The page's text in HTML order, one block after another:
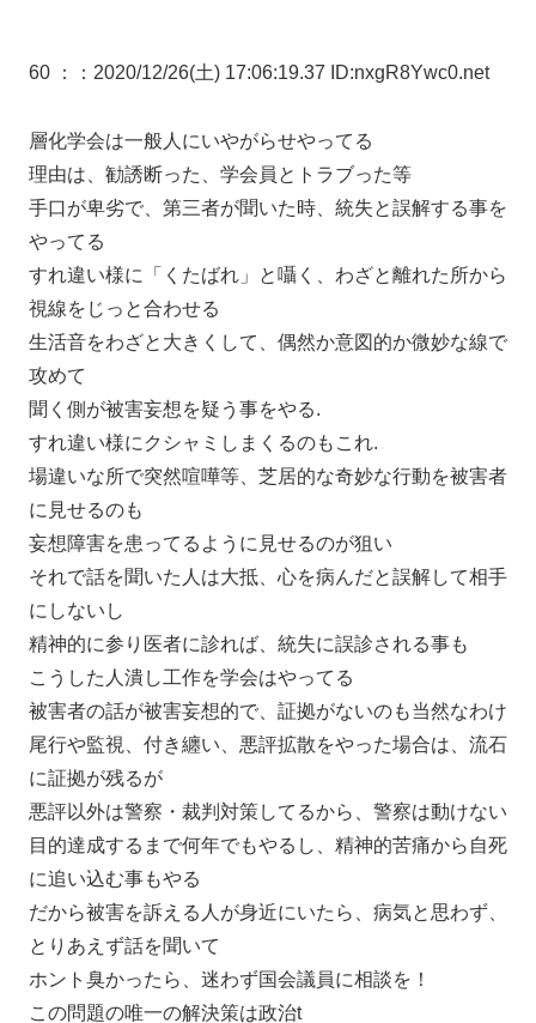
60 ： ：2020/12/26(土) 17:06:19.37 ID:nxgR8Ywc0.net
層化学会は一般人にいやがらせやってる
理由は、勧誘断った、学会員とトラブった等
手口が卑劣で、第三者が聞いた時、統失と誤解する事を
やってる
すれ違い様に「くたばれ」と囁く、わざと離れた所から
視線をじっと合わせる
生活音をわざと大きくして、偶然か意図的か微妙な線で
攻めて
聞く側が被害妄想を疑う事をやる.
すれ違い様にクシャミしまくるのもこれ.
場違いな所で突然喧嘩等、芝居的な奇妙な行動を被害者
に見せるのも
妄想障害を患ってるように見せるのが狙い
それで話を聞いた人は大抵、心を病んだと誤解して相手
にしないし
精神的に参り医者に診れば、統失に誤診される事も
こうした人潰し工作を学会はやってる
被害者の話が被害妄想的で、証拠がないのも当然なわけ
尾行や監視、付き纏い、悪評拡散をやった場合は、流石
に証拠が残るが
悪評以外は警察・裁判対策してるから、警察は動けない
目的達成するまで何年でもやるし、精神的苦痛から自死
に追い込む事もやる
だから被害を訴える人が身近にいたら、病気と思わず、
とりあえず話を聞いて
ホント臭かったら、迷わず国会議員に相談を！
この問題の唯一の解決策は政治t